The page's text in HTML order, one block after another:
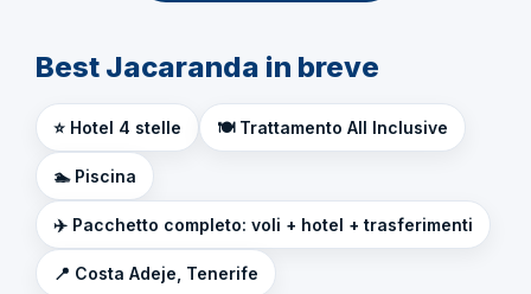
Best Jacaranda in breve
⭐ Hotel 4 stelle 🍽️ Trattamento All Inclusive
🏊 Piscina
✈️ Pacchetto completo: voli + hotel + trasferimenti
📍 Costa Adeje, Tenerife